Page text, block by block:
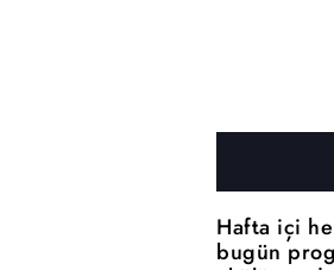
Hafta içi
bugün